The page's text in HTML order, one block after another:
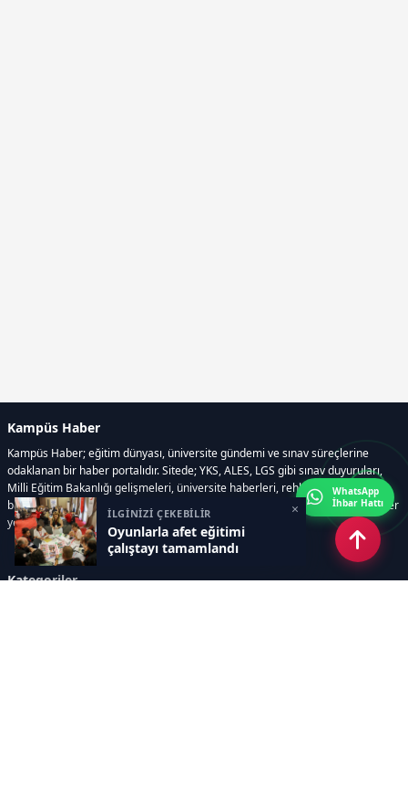
İLGİNİZİ ÇEKEBİLİR
Oyunlarla afet eğitimi
çalıştayı tamamlandı
×
Kampüs Haber
Kampüs Haber; eğitim dünyası, üniversite gündemi ve sınav süreçlerine
odaklanan bir haber portalıdır. Sitede; YKS, ALES, LGS gibi sınav duyuruları,
Milli Eğitim Bakanlığı gelişmeleri, üniversite haberleri, rehberlik içerikleri,
bilim ve teknoloji alanındaki yenilikler ile öğrenci yaşamına dair güncel bilgiler
yer alır.
Kategoriler
WhatsApp
İhbar Hattı